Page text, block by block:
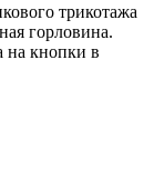
трикотажа
горловина.
на кнопки в